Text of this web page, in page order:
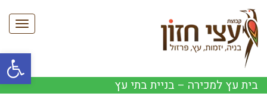
פתח
בית עץ למכירה – בניית בתי עץ